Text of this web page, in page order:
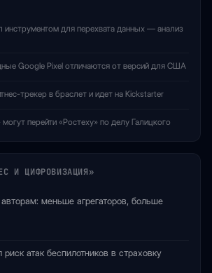
инструментом для перехвата данных — анализ
Google Pixel отличаются от версий для США
трекер в браслет и идет на Kickstarter
перейти «Ростеху» по делу Галицкого
И ЦИФРОВИЗАЦИЯ»
меньше агрегаторов, больше
атак беспилотников в страховку